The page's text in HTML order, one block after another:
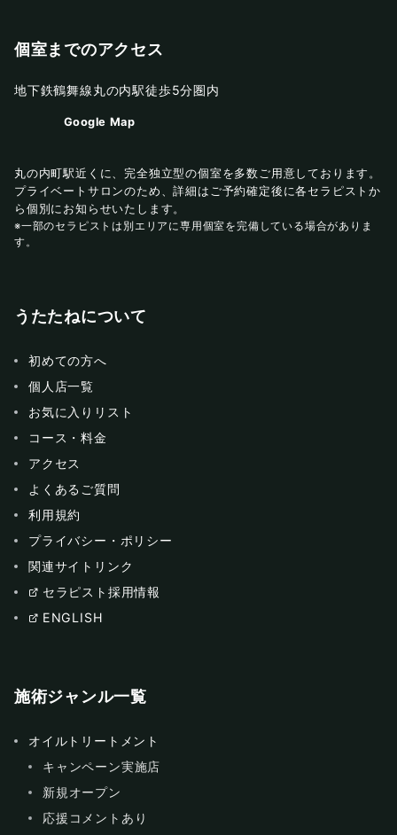
個室までのアクセス
地下鉄鶴舞線丸の内駅徒歩5分圏内
Google Map
丸の内町駅近くに、完全独立型の個室を多数ご用意しております。
プライベートサロンのため、詳細はご予約確定後に各セラピストか
ら個別にお知らせいたします。
※一部のセラピストは別エリアに専用個室を完備している場合がありま
す。
うたたねについて
初めての方へ
個人店一覧
お気に入りリスト
コース・料金
アクセス
よくあるご質問
利用規約
プライバシー・ポリシー
関連サイトリンク
セラピスト採用情報
ENGLISH
施術ジャンル一覧
オイルトリートメント
キャンペーン実施店
新規オープン
応援コメントあり